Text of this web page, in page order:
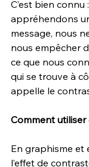
C’est bien connu
appréhendons
message, nous
nous empêcher
ce que nous
qui se trouve à
appelle le
Comment utiliser
En graphisme et
l’effet de